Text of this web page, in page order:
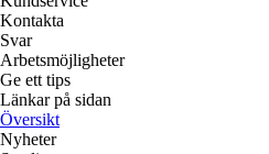
Kontakta
Svar
Arbetsmöjligheter
Ge ett tips
Länkar på sidan
Översikt
Nyheter